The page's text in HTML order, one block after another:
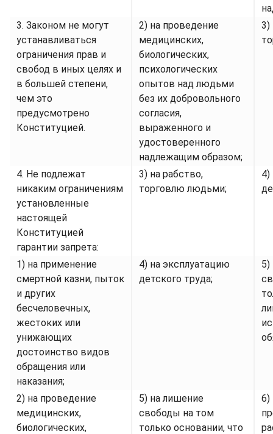
3. Законом не могут
устанавливаться
ограничения прав и
свобод в иных целях и
в большей степени,
чем это
предусмотрено
Конституцией.
2) на проведение
медицинских,
биологических,
психологических
опытов над людьми
без их добровольного
согласия,
выраженного и
удостоверенного
надлежащим образом;
3)
4. Не подлежат
никаким ограничениям
установленные
настоящей
Конституцией
гарантии запрета:
3) на рабство,
торговлю людьми;
4)
1) на применение
смертной казни, пыток
и других
бесчеловечных,
жестоких или
унижающих
достоинство видов
обращения или
наказания;
4) на эксплуатацию
детского труда;
5)
2) на проведение
медицинских,
биологических,
5) на лишение
свободы на том
только основании, что
6)